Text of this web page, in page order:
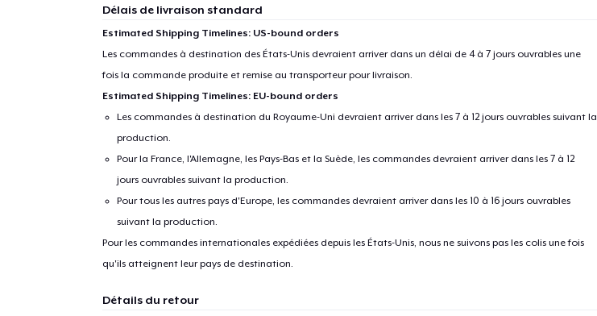
Délais de livraison standard
Estimated Shipping Timelines: US-bound orders
Les commandes à destination des États-Unis devraient arriver dans un délai de 4 à 7 jours ouvrables une
fois la commande produite et remise au transporteur pour livraison.
Estimated Shipping Timelines: EU-bound orders
Les commandes à destination du Royaume-Uni devraient arriver dans les 7 à 12 jours ouvrables suivant la
production.
Pour la France, l'Allemagne, les Pays-Bas et la Suède, les commandes devraient arriver dans les 7 à 12
jours ouvrables suivant la production.
Pour tous les autres pays d'Europe, les commandes devraient arriver dans les 10 à 16 jours ouvrables
suivant la production.
Pour les commandes internationales expédiées depuis les États-Unis, nous ne suivons pas les colis une fois
qu'ils atteignent leur pays de destination.
Détails du retour